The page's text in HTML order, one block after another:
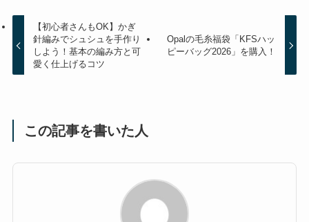
【初心者さんもOK】かぎ
針編みでシュシュを手作り
しよう！基本の編み方と可
愛く仕上げるコツ
Opalの毛糸福袋「KFSハッ
ピーバッグ2026」を購入！
この記事を書いた人